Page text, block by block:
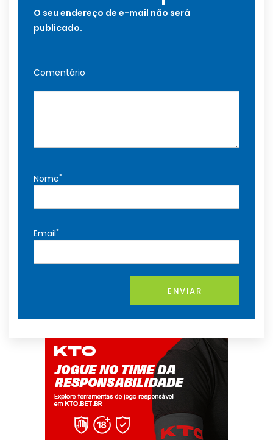
O seu endereço de e-mail não será
publicado.
Comentário
Nome*
Email*
ENVIAR